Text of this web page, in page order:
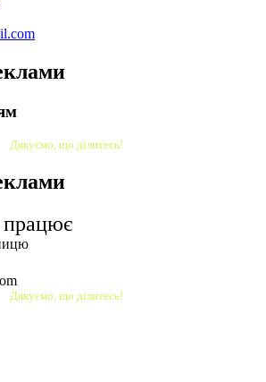
Дякуємо, що ділитесь!
Дякуємо, що ділитесь!